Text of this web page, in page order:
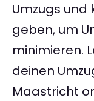
Umzugs und
geben, um
minimieren.
deinen
Maastricht